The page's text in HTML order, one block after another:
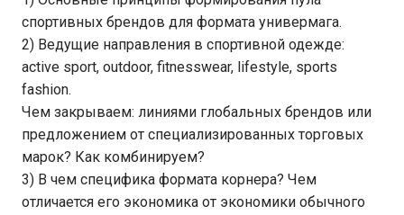
спортивных брендов для формата универмага.
2) Ведущие направления в спортивной одежде:
active sport, outdoor, fitnesswear, lifestyle, sports
fashion.
Чем закрываем: линиями глобальных брендов или
предложением от специализированных торговых
марок? Как комбинируем?
3) В чем специфика формата корнера? Чем
отличается его экономика от экономики обычного